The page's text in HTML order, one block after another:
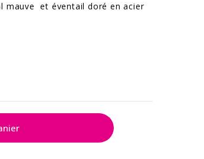
mauve et éventail doré en acier